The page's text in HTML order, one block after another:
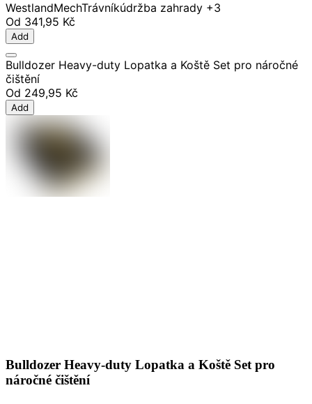
WestlandMechTrávníkúdržba zahrady +3
Od 341,95 Kč
Add
Bulldozer Heavy-duty Lopatka a Koště Set pro náročné
čištění
Od 249,95 Kč
Add
Bulldozer Heavy-duty Lopatka a Koště Set pro
náročné čištění